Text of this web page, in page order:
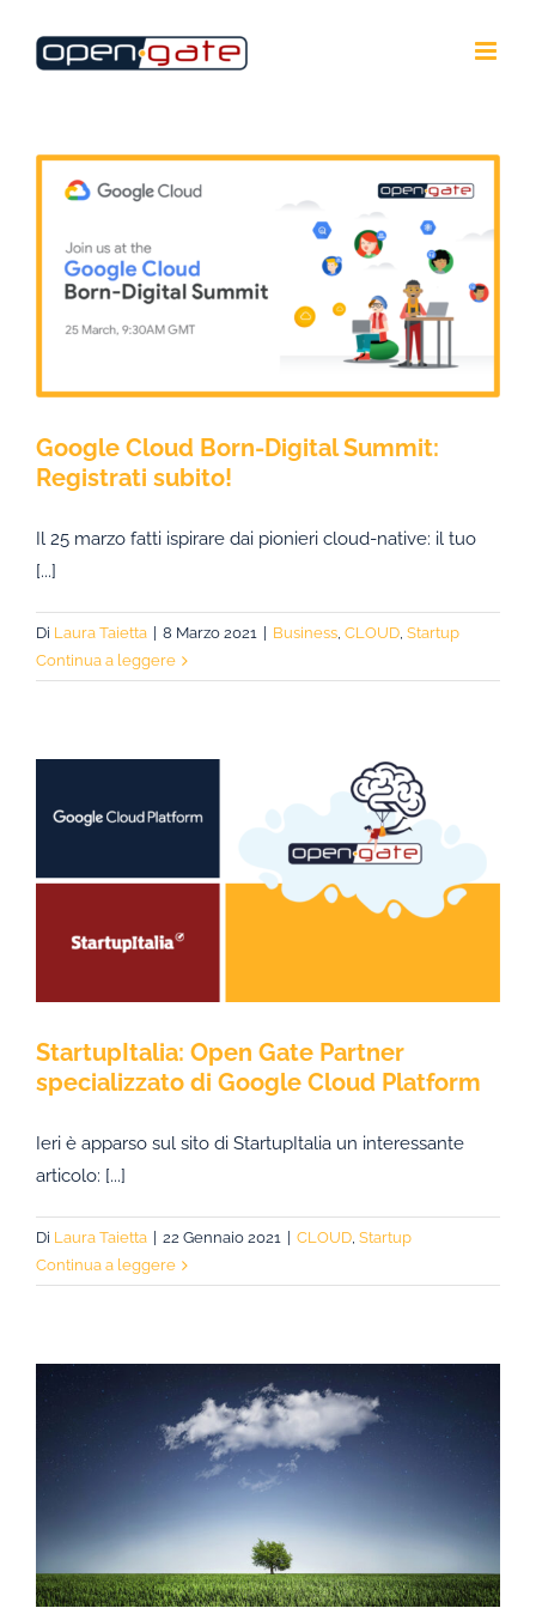
Google Cloud Born-Digital Summit:
Registrati subito!
Il 25 marzo fatti ispirare dai pionieri cloud-native: il tuo
[...]
Di Laura Taietta 8 Marzo 2021 Business, CLOUD, Startup
Continua a leggere
StartupItalia: Open Gate Partner
specializzato di Google Cloud Platform
Ieri è apparso sul sito di StartupItalia un interessante
articolo: [...]
Di Laura Taietta 22 Gennaio 2021 CLOUD, Startup
Continua a leggere